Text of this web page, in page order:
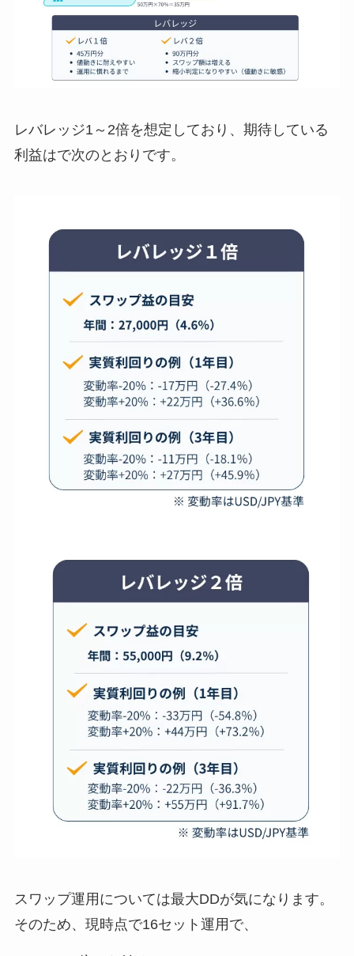
レバレッジ1～2倍を想定しており、期待している
利益はで次のとおりです。
スワップ運用については最大DDが気になります。
そのため、現時点で16セット運用で、